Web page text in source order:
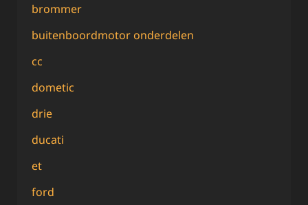
brommer
buitenboordmotor onderdelen
cc
dometic
drie
ducati
et
ford